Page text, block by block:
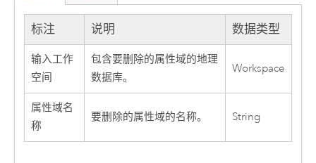
标注 说明 数据类型
输入工作
空间
包含要删除的属性域的地理
数据库。
Workspace
属性域名
称
要删除的属性域的名称。 String